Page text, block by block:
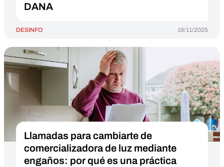
DANA
DESINFO 19/11/2025
Llamadas para cambiarte de
comercializadora de luz mediante
engaños: por qué es una práctica